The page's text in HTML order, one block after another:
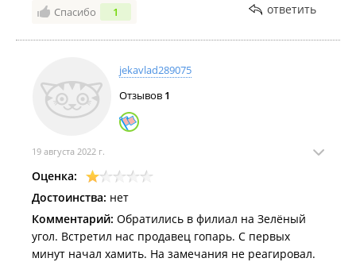
Спасибо 1 ответить
jekavlad289075
Отзывов 1
19 августа 2022 г.
Оценка:
Достоинства: нет
Комментарий: Обратились в филиал на Зелёный
угол. Встретил нас продавец гопарь. С первых
минут начал хамить. На замечания не реагировал.